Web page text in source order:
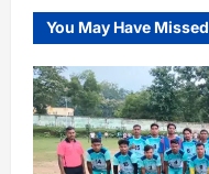
You May Have Missed